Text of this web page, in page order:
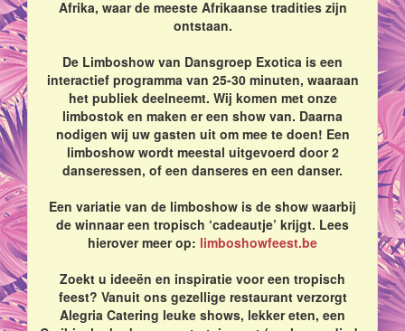
Afrika, waar de meeste Afrikaanse tradities zijn
ontstaan.
De Limboshow van Dansgroep Exotica is een
interactief programma van 25-30 minuten, waaraan
het publiek deelneemt. Wij komen met onze
limbostok en maken er een show van. Daarna
nodigen wij uw gasten uit om mee te doen! Een
limboshow wordt meestal uitgevoerd door 2
danseressen, of een danseres en een danser.
Een variatie van de limboshow is de show waarbij
de winnaar een tropisch ‘cadeautje’ krijgt. Lees
hierover meer op: limboshowfeest.be
Zoekt u ideeën en inspiratie voor een tropisch
feest? Vanuit ons gezellige restaurant verzorgt
Alegria Catering leuke shows, lekker eten, een